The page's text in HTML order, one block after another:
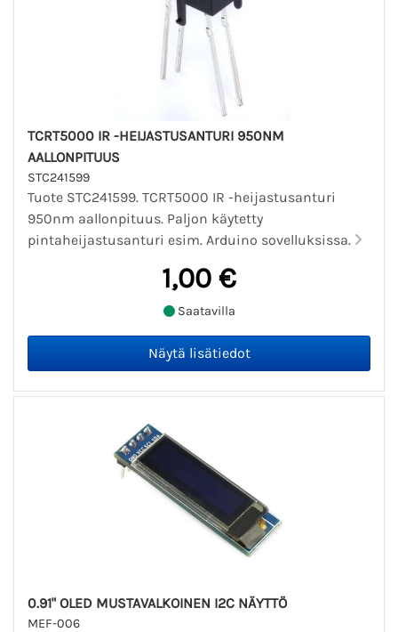
TCRT5000 IR -HEIJASTUSANTURI 950NM
AALLONPITUUS
STC241599
Tuote STC241599. TCRT5000 IR -heijastusanturi
950nm aallonpituus. Paljon käytetty
pintaheijastusanturi esim. Arduino sovelluksissa.
1,00 €
Saatavilla
0.91" OLED MUSTAVALKOINEN I2C NÄYTTÖ
MEF-006